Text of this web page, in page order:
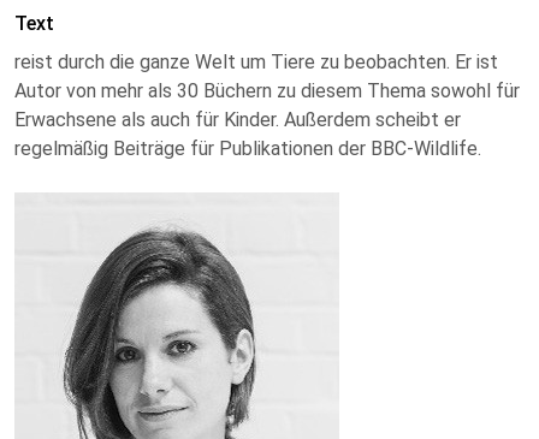
Text
reist durch die ganze Welt um Tiere zu beobachten. Er ist
Autor von mehr als 30 Büchern zu diesem Thema sowohl für
Erwachsene als auch für Kinder. Außerdem scheibt er
regelmäßig Beiträge für Publikationen der BBC-Wildlife.